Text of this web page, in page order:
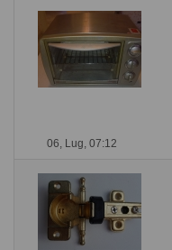
06, Lug, 07:12